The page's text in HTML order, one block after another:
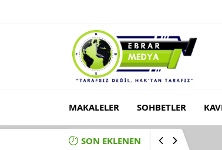
MAKALELER SOHBETLER
SON EKLENEN